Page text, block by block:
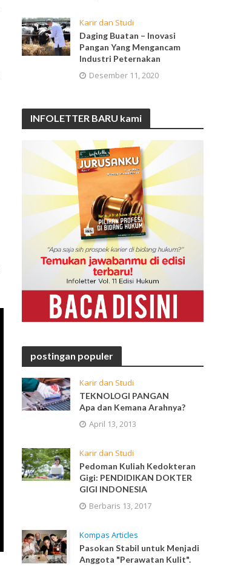
Karir dan Studi
Daging Buatan – Inovasi
Pangan Yang Mengancam
Industri Peternakan
Desember 11, 2020
INFOLETTER BARU kami
postingan populer
Karir dan Studi
TEKNOLOGI PANGAN
Apa dan Kemana Arahnya?
April 13, 2013
Karir dan Studi
Pedoman Kuliah Kedokteran
Gigi: PENDIDIKAN DOKTER
GIGI INDONESIA
Berbaris 13, 2017
Kompas Articles
Pasokan Stabil untuk Menjadi
Anggota "Perawatan Kulit".